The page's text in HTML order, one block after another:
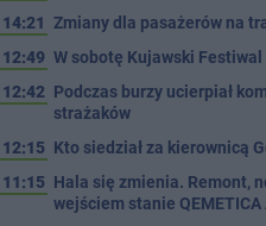
14:21 Zmiany dla pasażerów na
12:49 W sobotę Kujawski
12:42 Podczas burzy ucierpiał
strażaków
12:15 Kto siedział za kierownicą
11:15 Hala się zmienia. Remont,
wejściem stanie QEMETICA